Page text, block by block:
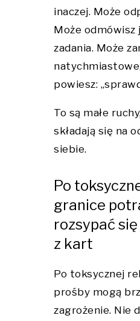
inaczej. Może
Może odmówisz
zadania. Może
powiesz:
To są małe
składają się na
siebie.
Po
granice
rozsypać
z kart
Po toksycznej
prośby mogą
zagrożenie. Nie